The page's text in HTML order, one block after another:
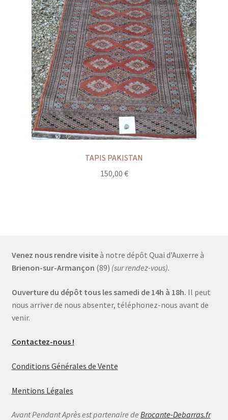
TAPIS PAKISTAN
150,00 €
Venez nous rendre visiteà notre dépôt Quai d’Auxerre à
Brienon-sur-Armançon (89) (sur rendez-vous).
Ouverture du dépôt tous les samedi de 14h à 18h. Il peut
nous arriver de nous absenter, téléphonez-nous avant de
venir.
Contactez-nous !
Conditions Générales de Vente
Mentions Légales
Avant Pendant Après est partenaire de Brocante-Debarras.fr